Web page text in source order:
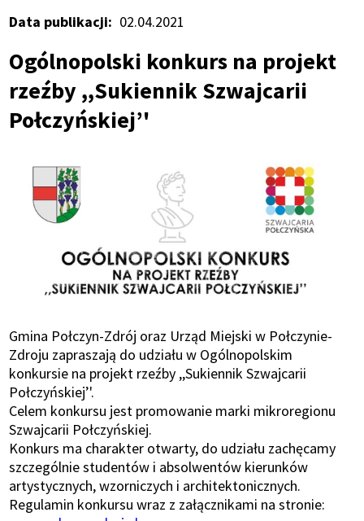
Data publikacji 02.04.2021
Ogólnopolski konkurs na projekt
rzeźby ,,Sukiennik Szwajcarii
Połczyńskiej’'
Gmina Połczyn-Zdrój oraz Urząd Miejski w Połczynie-
Zdroju zapraszają do udziału w Ogólnopolskim
konkursie na projekt rzeźby ,,Sukiennik Szwajcarii
Połczyńskiej’'.
Celem konkursu jest promowanie marki mikroregionu
Szwajcarii Połczyńskiej.
Konkurs ma charakter otwarty, do udziału zachęcamy
szczególnie studentów i absolwentów kierunków
artystycznych, wzorniczych i architektonicznych.
Regulamin konkursu wraz z załącznikami na stronie: